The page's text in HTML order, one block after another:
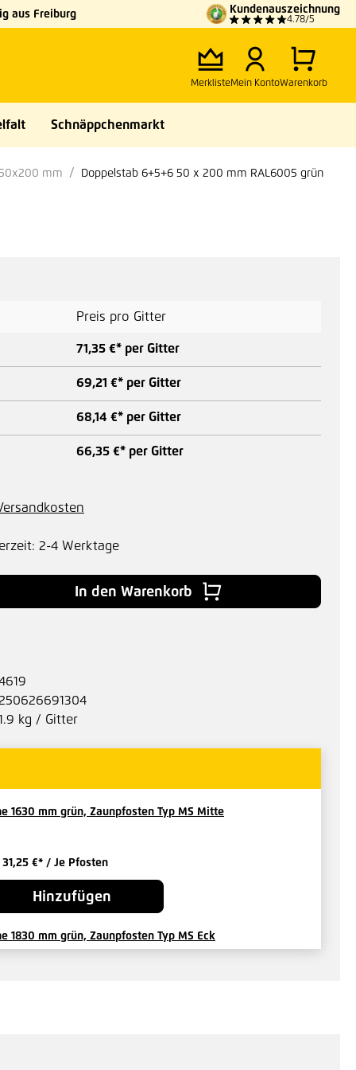
aus Freiburg Kundenauszeichnung
4.78/5
MerklisteMein KontoWarenkorb
Schnäppchenmarkt
mm Doppelstab 6+5+6 50 x 200 mm RAL6005 grün
Preis pro Gitter
71,35 €* per Gitter
69,21 €* per Gitter
68,14 €* per Gitter
66,35 €* per Gitter
2-4 Werktage
Gib den gewünschten Wert ein oder
In den Warenkorb
kg / Gitter
1630 mm grün, Zaunpfosten Typ MS Mitte
31,25 €* / Je Pfosten
Hinzufügen
1830 mm grün, Zaunpfosten Typ MS Eck